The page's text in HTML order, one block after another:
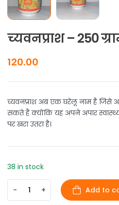
च्यवनप्राश – 250
120.00
च्यवनप्राश अब एक घरेलू नाम है जिसे
सकते हैं क्योंकि यह अपने अपार
पर खरा उतरा है।
38 in stock
- + Add to